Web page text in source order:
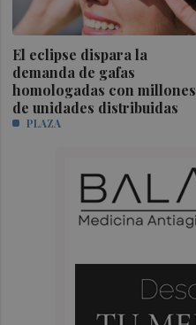
El eclipse dispara la
demanda de gafas
homologadas con millones
de unidades distribuidas
PLAZA